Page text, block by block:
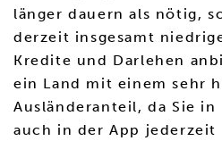
länger dauern als nötig,
derzeit insgesamt
Kredite und Darlehen
ein Land mit einem sehr
Ausländeranteil, da Sie
auch in der App jederzeit